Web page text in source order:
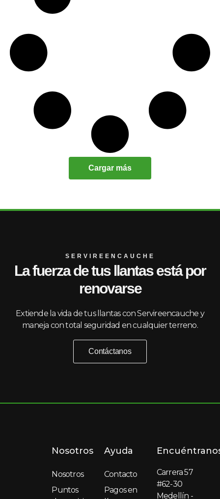
Cargar más
SERVIREENCAUCHE
La fuerza de tus llantas está por
renovarse
Extiende la vida de tus llantas con Servireencauche y
maneja con total seguridad en cualquier terreno.
Contáctanos
Nosotros
Nosotros
Puntos
Ayuda
Contacto
Pagos en
Carrera 57
#62-30
Medellín -